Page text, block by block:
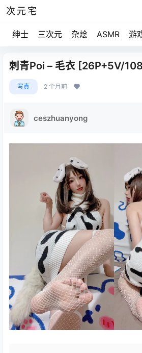
次元宅
绅士 三次元 杂烩 ASMR 游
刺青Poi – 毛衣 [26P+5V/
写真 2 个月前
ceszhuanyong